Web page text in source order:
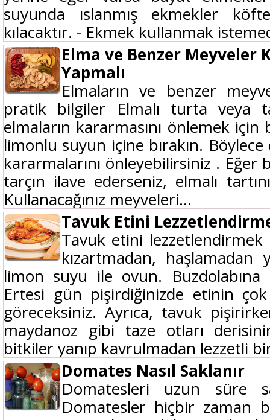
suyunda ıslanmış ekmekler
kılacaktır. - Ekmek kullanmak
Elma ve Benzer Meyveler
Yapmalı
Elmaların ve benzer
pratik bilgiler Elmalı turta veya
elmaların kararmasını önlemek
limonlu suyun içine bırakın.
kararmalarını önleyebilirsiniz .
tarçın ilave ederseniz, elmalı
Kullanacağınız meyveleri...
Tavuk Etini
Tavuk etini lezzetlendirmek
kızartmadan, haşlamadan
limon suyu ile ovun.
Ertesi gün pişirdiğinizde etinin
göreceksiniz. Ayrıca, tavuk
maydanoz gibi taze otları
bitkiler yanıp kavrulmadan lezzetli
Domates Nasıl Saklanır
Domatesleri uzun süre
Domatesler hiçbir zaman